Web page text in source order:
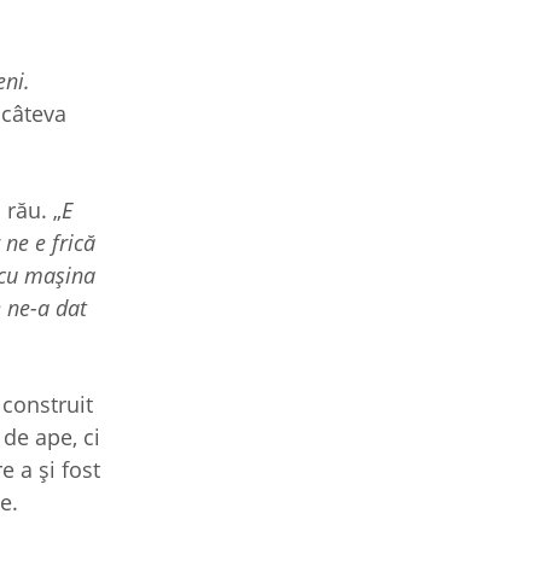
„E
e frică
mașina
a dat
ape, ci
a și fost